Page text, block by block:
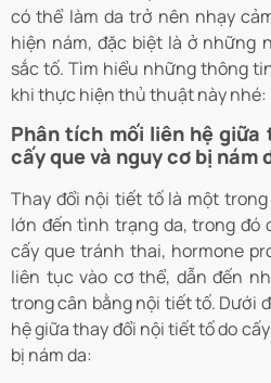
có thể làm da trở nên nhạy
hiện nám, đặc biệt là ở những
sắc tố. Tìm hiểu những thông
khi thực hiện thủ thuật này nhé:
Phân tích mối liên hệ
cấy que và nguy cơ bị nám
Thay đổi nội tiết tố là một
lớn đến tình trạng da, trong đó
cấy que tránh thai, hormone
liên tục vào cơ thể, dẫn đến
trong cân bằng nội tiết tố. Dưới
hệ giữa thay đổi nội tiết tố do
bị nám da: